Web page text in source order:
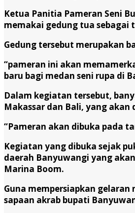
Ketua Panitia Pameran Seni
memakai gedung tua sebagai
Gedung tersebut merupakan
“pameran ini akan
baru bagi medan seni rupa di
Dalam kegiatan tersebut,
Makassar dan Bali, yang
“Pameran akan dibuka pada
Kegiatan yang dibuka sejak
daerah Banyuwangi yang
Marina Boom.
Guna mempersiapkan
sapaan akrab bupati